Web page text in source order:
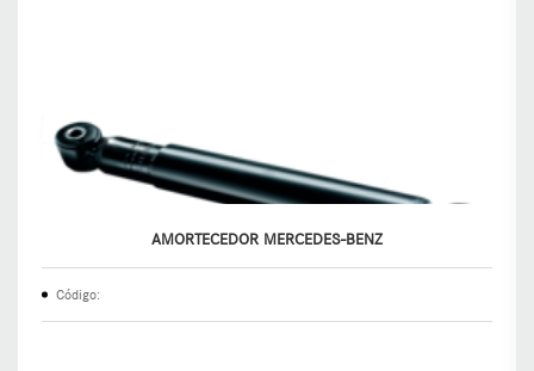
AMORTECEDOR MERCEDES-BENZ
Código: